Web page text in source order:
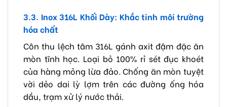
3.3. Inox 316L Khối Dày: Khắc tinh môi trường
hóa chất
Côn thu lệch tâm 316L gánh axit đậm đặc ăn
mòn tĩnh học. Loại bỏ 100% rỉ sét đục khoét
của hàng mỏng lừa đảo. Chống ăn mòn tuyệt
vời dẻo dai lỳ lợm trên các đường ống hóa
dầu, trạm xử lý nước thải.